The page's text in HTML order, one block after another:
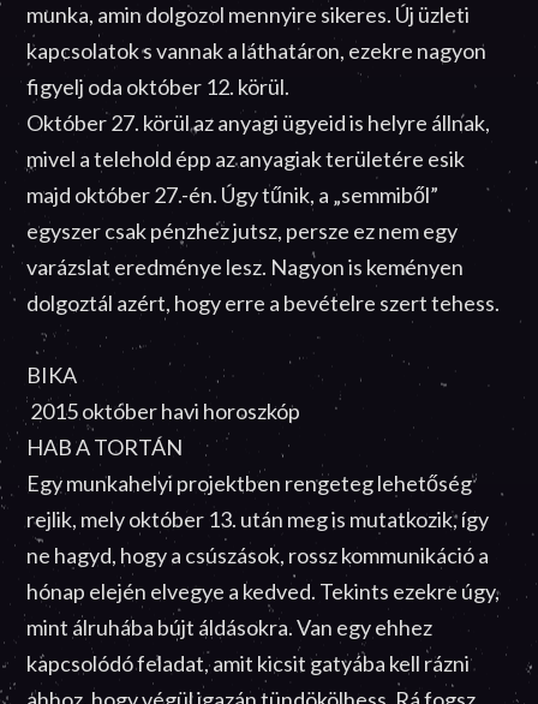
munka, amin dolgozol mennyire sikeres. Új üzleti
kapcsolatok s vannak a láthatáron, ezekre nagyon
figyelj oda október 12. körül.
Október 27. körül az anyagi ügyeid is helyre állnak,
mivel a telehold épp az anyagiak területére esik
majd október 27.-én. Úgy tűnik, a „semmiből”
egyszer csak pénzhez jutsz, persze ez nem egy
varázslat eredménye lesz. Nagyon is keményen
dolgoztál azért, hogy erre a bevételre szert tehess.
BIKA
2015 október havi horoszkóp
HAB A TORTÁN
Egy munkahelyi projektben rengeteg lehetőség
rejlik, mely október 13. után meg is mutatkozik, így
ne hagyd, hogy a csúszások, rossz kommunikáció a
hónap elején elvegye a kedved. Tekints ezekre úgy,
mint álruhába bújt áldásokra. Van egy ehhez
kapcsolódó feladat, amit kicsit gatyába kell rázni